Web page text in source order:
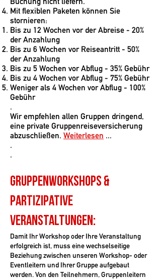
Mit flexiblen Paketen können Sie
stornieren:
Bis zu 12 Wochen vor der Abreise - 20%
der Anzahlung
Bis zu 6 Wochen vor Reiseantritt - 50%
der Anzahlung
Bis zu 5 Wochen vor Abflug - 35% Gebühr
Bis zu 4 Wochen vor Abflug - 75% Gebühr
Weniger als 4 Wochen vor Abflug - 100%
Gebühr
.
Wirempfehlen allen Gruppen dringend,
eine private Gruppenreiseversicherung
abzuschließen. Weiterlesen ...
.
.
Gruppenworkshops &
partizipative
Veranstaltungen:
Damit Ihr Workshop oder Ihre Veranstaltung
erfolgreich ist, muss eine wechselseitige
Beziehung zwischen unseren Workshop- oder
Eventleitern und Ihrer Gruppe aufgebaut
werden. Von den Teilnehmern, Gruppenleitern